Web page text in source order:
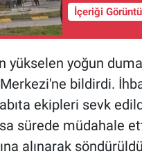
İçeriği
yükselen yoğun
bildirdi.
ekipleri sevk
sürede müdahale
alınarak